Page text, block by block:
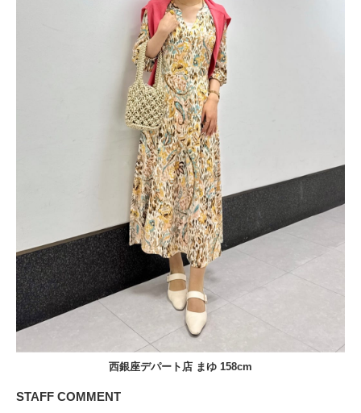
西銀座デパート店 まゆ 158cm
STAFF COMMENT